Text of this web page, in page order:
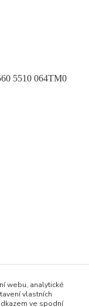
5510 064TM0
webu, analytické
vlastních
ve spodní